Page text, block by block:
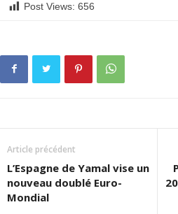
Post Views: 656
Article précédent
L’Espagne de Yamal vise un
nouveau doublé Euro-
Mondial